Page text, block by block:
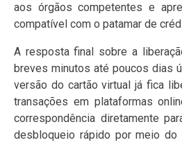
aos órgãos competentes e
compatível com o patamar de
A resposta final sobre a
breves minutos até poucos dias
versão do cartão virtual já fica
transações em plataformas
correspondência diretamente
desbloqueio rápido por meio